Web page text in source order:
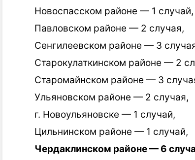
Новоспасском районе — 1 случай,
Павловском районе — 2 случая,
Сенгилеевском районе — 3
Старокулаткинском районе — 2
Старомайнском районе — 3
Ульяновском районе — 2 случая,
г. Новоульяновске — 1 случай,
Цильнинском районе — 1 случай,
Чердаклинском районе — 6